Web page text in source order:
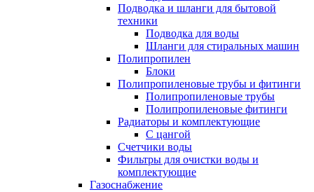
Подводка и шланги для бытовой
техники
Подводка для воды
Шланги для стиральных машин
Полипропилен
Блоки
Полипропиленовые трубы и фитинги
Полипропиленовые трубы
Полипропиленовые фитинги
Радиаторы и комплектующие
С цангой
Счетчики воды
Фильтры для очистки воды и
комплектующие
Газоснабжение